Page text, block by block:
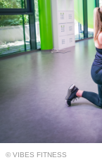
© VIBES FITNESS